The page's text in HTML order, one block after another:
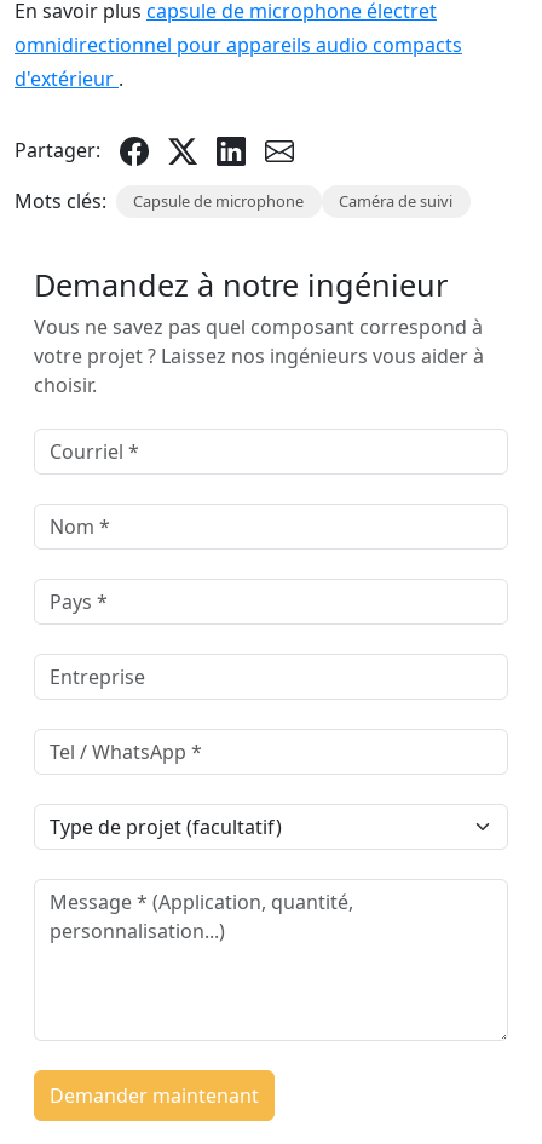
En savoir plus capsule de microphone électret
omnidirectionnel pour appareils audio compacts
d'extérieur .
Partager:
Mots clés:
Capsule de microphone Caméra de suivi
Demandez à notre ingénieur
Vous ne savez pas quel composant correspond à
votre projet ? Laissez nos ingénieurs vous aider à
choisir.
Demander maintenant